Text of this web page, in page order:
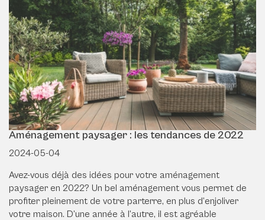
Aménagement paysager : les tendances de 2022
2024-05-04
Avez-vous déjà des idées pour votre aménagement
paysager en 2022? Un bel aménagement vous permet de
profiter pleinement de votre parterre, en plus d’enjoliver
votre maison. D’une année à l’autre, il est agréable